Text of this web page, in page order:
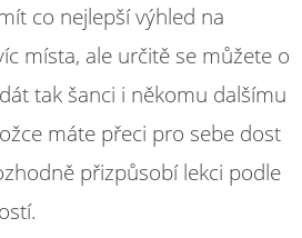
co nejlepší výhled na
místa, ale určitě se můžete o
tak šanci i někomu dalšímu
máte přeci pro sebe dost
přizpůsobí lekci podle